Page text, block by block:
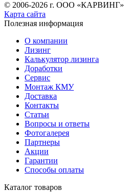
© 2006-2026 г. ООО «КАРВИНГ»
Карта сайта
Полезная информация
О компании
Лизинг
Калькулятор лизинга
Доработки
Сервис
Монтаж КМУ
Доставка
Контакты
Cтатьи
Вопросы и ответы
Фотогалерея
Партнеры
Акции
Гарантии
Способы оплаты
Каталог товаров